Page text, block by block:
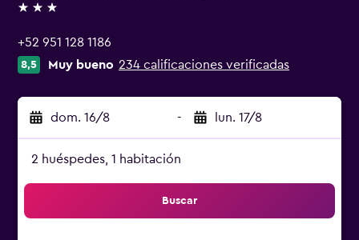
3 estrellas
+52 951 128 1186
8,5 Muy bueno 234 calificaciones verificadas
dom. 16/8 - lun. 17/8
2 huéspedes, 1 habitación
Buscar